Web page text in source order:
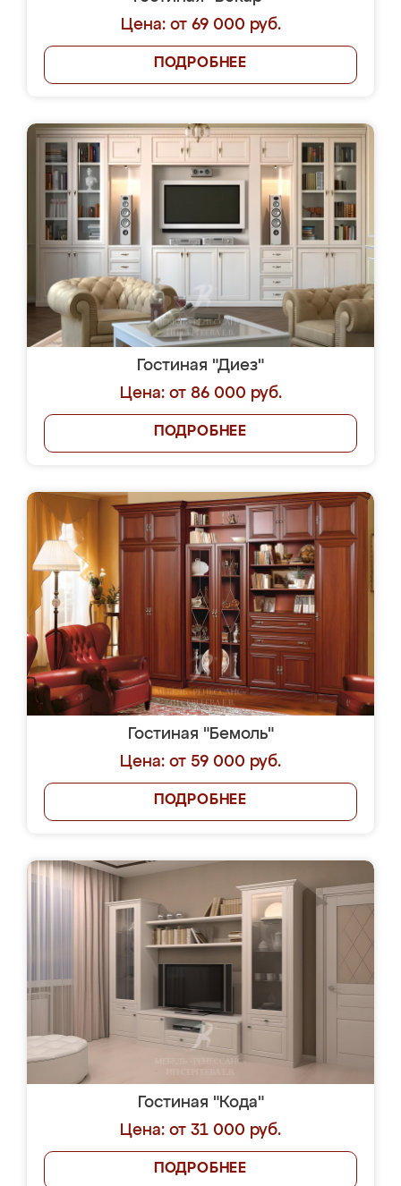
Цена: от 69 000 руб.
ПОДРОБНЕЕ
Гостиная "Диез"
Цена: от 86 000 руб.
ПОДРОБНЕЕ
Гостиная "Бемоль"
Цена: от 59 000 руб.
ПОДРОБНЕЕ
Гостиная "Кода"
Цена: от 31 000 руб.
ПОДРОБНЕЕ